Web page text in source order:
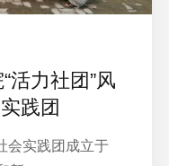
活力社团”风
践团
会实践团成立于